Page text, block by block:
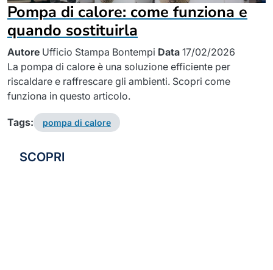
Pompa di calore: come funziona e
quando sostituirla
Autore Ufficio Stampa Bontempi Data 17/02/2026
La pompa di calore è una soluzione efficiente per
riscaldare e raffrescare gli ambienti. Scopri come
funziona in questo articolo.
Tags: pompa di calore
SCOPRI